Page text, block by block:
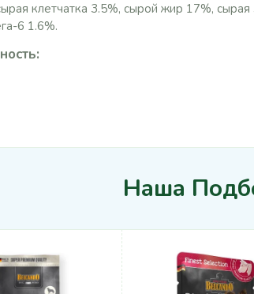
клетчатка 3.5%, сырой жир 17%,
6 1.6%.
Наша